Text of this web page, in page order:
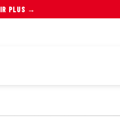
PLUS →